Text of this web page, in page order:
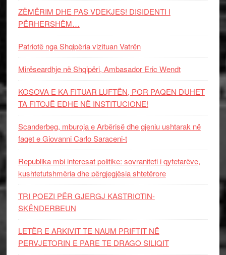
ZËMËRIM DHE PAS VDEKJES! DISIDENTI I
PËRHERSHËM…
Patriotë nga Shqipëria vizituan Vatrën
Mirëseardhje në Shqipëri, Ambasador Eric Wendt
KOSOVA E KA FITUAR LUFTËN, POR PAQEN DUHET
TA FITOJË EDHE NË INSTITUCIONE!
Scanderbeg, mburoja e Arbërisë dhe gjeniu ushtarak në
faqet e Giovanni Carlo Saraceni-t
Republika mbi interesat politike: sovraniteti i qytetarëve,
kushtetutshmëria dhe përgjegjësia shtetërore
TRI POEZI PËR GJERGJ KASTRIOTIN-
SKËNDERBEUN
LETËR E ARKIVIT TE NAUM PRIFTIT NË
PERVJETORIN E PARE TE DRAGO SILIQIT